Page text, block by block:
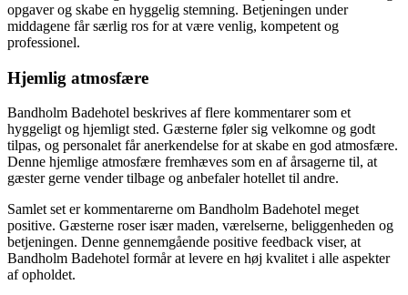
opgaver og skabe en hyggelig stemning. Betjeningen under
middagene får særlig ros for at være venlig, kompetent og
professionel.
Hjemlig atmosfære
Bandholm Badehotel beskrives af flere kommentarer som et
hyggeligt og hjemligt sted. Gæsterne føler sig velkomne og godt
tilpas, og personalet får anerkendelse for at skabe en god atmosfære.
Denne hjemlige atmosfære fremhæves som en af årsagerne til, at
gæster gerne vender tilbage og anbefaler hotellet til andre.
Samlet set er kommentarerne om Bandholm Badehotel meget
positive. Gæsterne roser især maden, værelserne, beliggenheden og
betjeningen. Denne gennemgående positive feedback viser, at
Bandholm Badehotel formår at levere en høj kvalitet i alle aspekter
af opholdet.